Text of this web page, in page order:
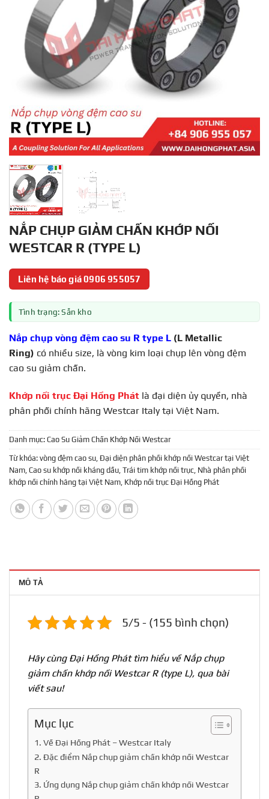
NẮP CHỤP GIẢM CHẤN KHỚP NỐI
WESTCAR R (TYPE L)
Liên hệ báo giá 0906 955057
Tình trạng: Sẵn kho
Nắp chụp vòng đệm cao su R type L (L Metallic
Ring) có nhiều size, là vòng kim loại chụp lên vòng đệm
cao su giảm chấn.
Khớp nối trục Đại Hồng Phát là đại diện ủy quyền, nhà
phân phối chính hãng Westcar Italy tại Việt Nam.
Danh mục: Cao Su Giảm Chấn Khớp Nối Westcar
Từ khóa: vòng đệm cao su, Đại diện phân phối khớp nối Westcar tại Việt
Nam, Cao su khớp nối kháng dầu, Trái tim khớp nối trục, Nhà phân phối
khớp nối chính hãng tại Việt Nam, Khớp nối trục Đại Hồng Phát
MÔ TẢ
5/5 - (155 bình chọn)
Hãy cùng Đại Hồng Phát tìm hiểu về Nắp chụp
giảm chấn khớp nối Westcar R (type L), qua bài
viết sau!
Mục lục
1. Về Đại Hồng Phát – Westcar Italy
2. Đặc điểm Nắp chụp giảm chấn khớp nối Westcar
R
3. Ứng dụng Nắp chụp giảm chấn khớp nối Westcar